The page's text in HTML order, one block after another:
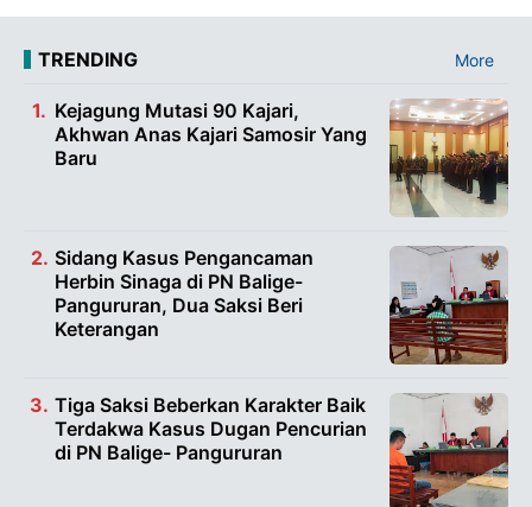
TRENDING More
Kejagung Mutasi 90 Kajari,
Akhwan Anas Kajari Samosir Yang
Baru
Sidang Kasus Pengancaman
Herbin Sinaga di PN Balige-
Pangururan, Dua Saksi Beri
Keterangan
Tiga Saksi Beberkan Karakter Baik
Terdakwa Kasus Dugan Pencurian
di PN Balige- Pangururan